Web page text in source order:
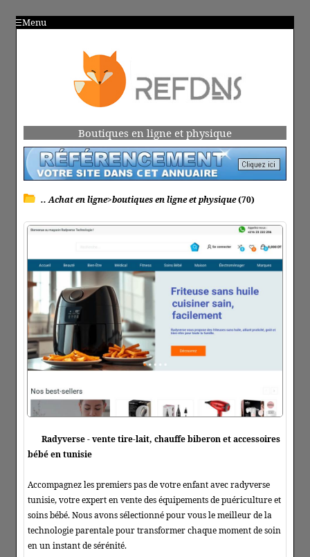
Menu
Boutiques en ligne et physique
.. Achat en ligne>boutiques en ligne et physique(70)
Radyverse - vente tire-lait, chauffe biberon et accessoires
bébé en tunisie
Accompagnez les premiers pas de votre enfant avec radyverse
tunisie, votre expert en vente des équipements de puériculture et
soins bébé. Nous avons sélectionné pour vous le meilleur de la
technologie parentale pour transformer chaque moment de soin
en un instant de sérénité.